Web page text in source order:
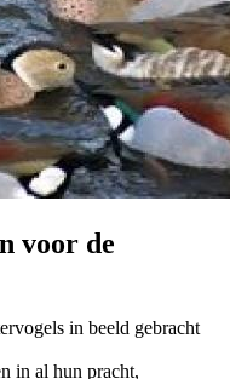
voor de
in beeld gebracht
in al hun pracht,